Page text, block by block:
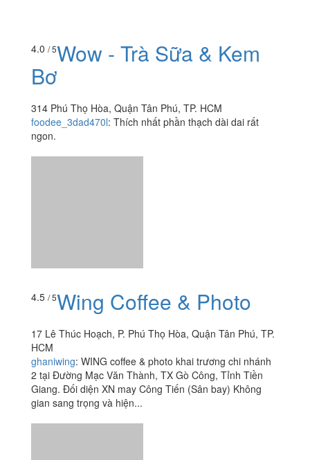
4.0 / 5Wow - Trà Sữa & Kem
Bơ
314 Phú Thọ Hòa, Quận Tân Phú, TP. HCM
foodee_3dad470l: Thích nhất phần thạch dài dai rất
ngon.
4.5 / 5Wing Coffee & Photo
17 Lê Thúc Hoạch, P. Phú Thọ Hòa, Quận Tân Phú, TP.
HCM
ghaniwing: WING coffee & photo khai trương chi nhánh
2 tại Đường Mạc Văn Thành, TX Gò Công, Tỉnh Tiền
Giang. Đối diện XN may Công Tiến (Sân bay) Không
gian sang trọng và hiện...